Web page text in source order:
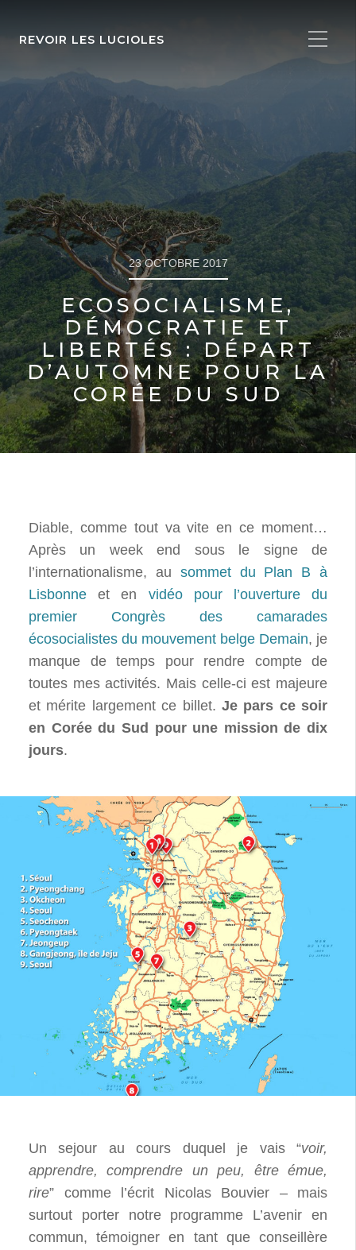
REVOIR LES LUCIOLES
23 OCTOBRE 2017
ECOSOCIALISME,
DÉMOCRATIE ET
LIBERTÉS : DÉPART
D’AUTOMNE POUR LA
CORÉE DU SUD
Diable, comme tout va vite en ce moment…
Après un week end sous le signe de
l’internationalisme, au sommet du Plan B à
Lisbonne et en vidéo pour l’ouverture du
premier Congrès des camarades
écosocialistes du mouvement belge Demain, je
manque de temps pour rendre compte de
toutes mes activités. Mais celle-ci est majeure
et mérite largement ce billet. Je pars ce soir
en Corée du Sud pour une mission de dix
jours.
Un sejour au cours duquel je vais “voir,
apprendre, comprendre un peu, être émue,
rire” comme l’écrit Nicolas Bouvier – mais
surtout porter notre programme L’avenir en
commun, témoigner en tant que conseillère